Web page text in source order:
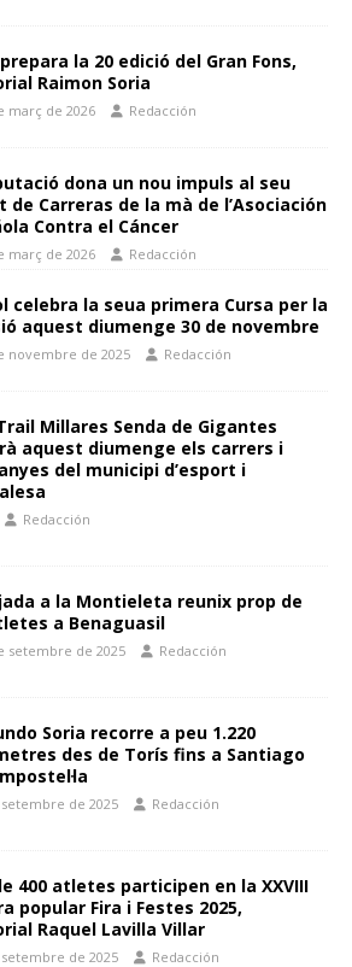
la 20 edició del Gran Fons,
Raimon Soria
març de 2026 Redacción
dona un nou impuls al seu
de Carreras de la mà de l’Asociación
Contra el Cáncer
març de 2026 Redacción
celebra la seua primera Cursa per la
aquest diumenge 30 de novembre
novembre de 2025 Redacción
Millares Senda de Gigantes
aquest diumenge els carrers i
del municipi d’esport i
Redacción
a la Montieleta reunix prop de
a Benaguasil
setembre de 2025 Redacción
Soria recorre a peu 1.220
des de Torís fins a Santiago
de 2025 Redacción
400 atletes participen en la XXVIII
popular Fira i Festes 2025,
Raquel Lavilla Villar
de 2025 Redacción